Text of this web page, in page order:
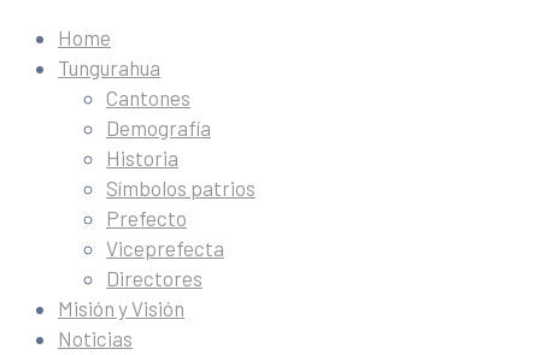
Home
Tungurahua
Cantones
Demografía
Historia
Símbolos patrios
Prefecto
Viceprefecta
Directores
Misión y Visión
Noticias